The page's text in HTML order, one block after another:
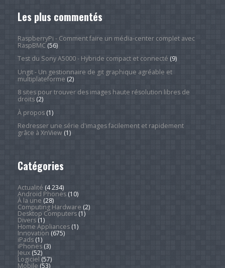
Les plus commentés
RaspberryPi - Comment faire un média-center complet avec
RaspBMC(56)
Test du Sony A5000 - Hybride compact et connecté (9)
Ungit - Un gestionnaire de git graphique agréable et
multiplateforme (2)
8 sites pour trouver des images haute résolution libres de
droits(2)
À propos(1)
Redresser une série d'images facilement et rapidement
grâce à XnView(1)
Catégories
Actualité (4 234)
Android Phones(10)
À la une (28)
Computing Hardware (2)
Desktop Computers(1)
Divers(1)
Home Appliances(1)
Innovation (675)
iPads(1)
iPhones(3)
Jeux(52)
Logiciel (57)
Mobile (53)